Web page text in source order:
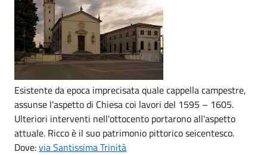
Esistente da epoca imprecisata quale cappella campestre,
assunse l'aspetto di Chiesa coi lavori del 1595 – 1605.
Ulteriori interventi nell'ottocento portarono all'aspetto
attuale. Ricco è il suo patrimonio pittorico seicentesco.
Dove:via Santissima Trinità